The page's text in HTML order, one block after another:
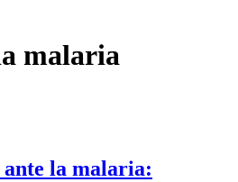
malaria
la malaria: